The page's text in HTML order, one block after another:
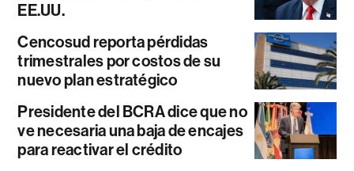
EE.UU.
Cencosud reporta pérdidas
trimestrales por costos de su
nuevo plan estratégico
Presidente del BCRA dice que no
ve necesaria una baja de encajes
para reactivar el crédito